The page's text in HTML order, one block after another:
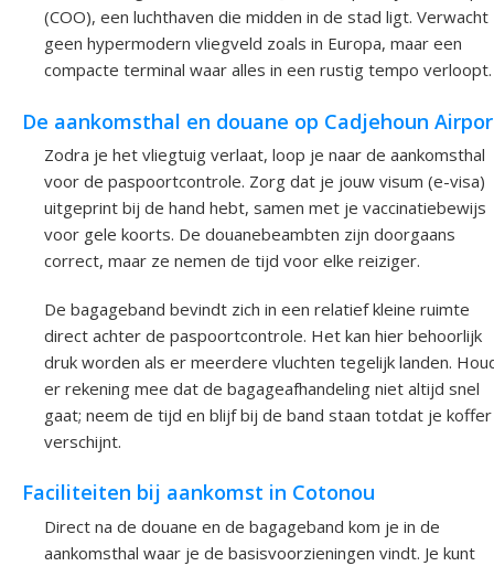
(COO), een luchthaven die midden in de stad ligt. Verwacht
geen hypermodern vliegveld zoals in Europa, maar een
compacte terminal waar alles in een rustig tempo verloopt.
De aankomsthal en douane op Cadjehoun
Zodra je het vliegtuig verlaat, loop je naar de aankomsthal
voor de paspoortcontrole. Zorg dat je jouw visum (e-visa)
uitgeprint bij de hand hebt, samen met je vaccinatiebewijs
voor gele koorts. De douanebeambten zijn doorgaans
correct, maar ze nemen de tijd voor elke reiziger.
De bagageband bevindt zich in een relatief kleine ruimte
direct achter de paspoortcontrole. Het kan hier behoorlijk
druk worden als er meerdere vluchten tegelijk landen.
er rekening mee dat de bagageafhandeling niet altijd snel
gaat; neem de tijd en blijf bij de band staan totdat je koffer
verschijnt.
Faciliteiten bij aankomst in Cotonou
Direct na de douane en de bagageband kom je in de
aankomsthal waar je de basisvoorzieningen vindt. Je kunt